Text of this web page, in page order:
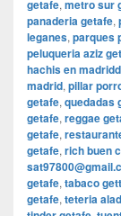
getafe, metro sur
panaderia getafe,
leganes, parques
peluqueria aziz
hachis en
madrid, pillar
getafe, quedadas
getafe, reggae
getafe,
getafe, rich buen
getafe, tabaco
getafe, teteria